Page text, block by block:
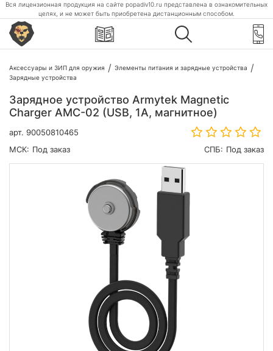
Вся лицензионная продукция на сайте popadiv10.ru представлена в ознакомительных
целях, и не может быть приобретена дистанционным способом.
Аксессуары и ЗИП для оружия
Элементы питания и зарядные устройства
Зарядные устройства
Зарядное устройство Armytek Magnetic
Charger AMC-02 (USB, 1А, магнитное)
арт. 90050810465
МСК: Под заказ СПБ: Под заказ